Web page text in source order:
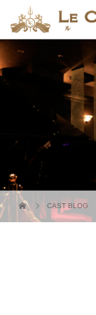
CAST BLOG